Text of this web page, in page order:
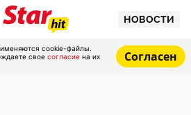
НОВОСТИ
cookie-файлы.
свое согласие на их
Согласен